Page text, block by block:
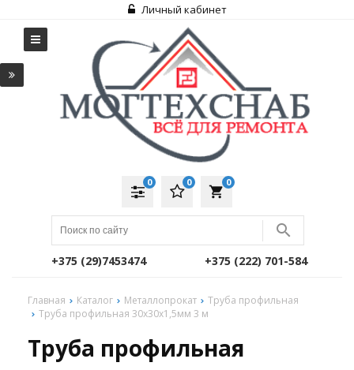
Личный кабинет
local_grocery_store
0
0
0
+375 (29)7453474 +375 (222) 701-584
Главная Каталог Металлопрокат
Труба профильная
Труба профильная 30х30х1,5мм 3 м
Труба профильная